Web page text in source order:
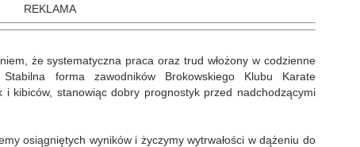
REKLAMA
że systematyczna praca oraz trud włożony w codzienne
forma zawodników Brokowskiego Klubu Karate
i kibiców, stanowiąc dobry prognostyk przed nadchodzącymi
osiągniętych wyników i życzymy wytrwałości w dążeniu do